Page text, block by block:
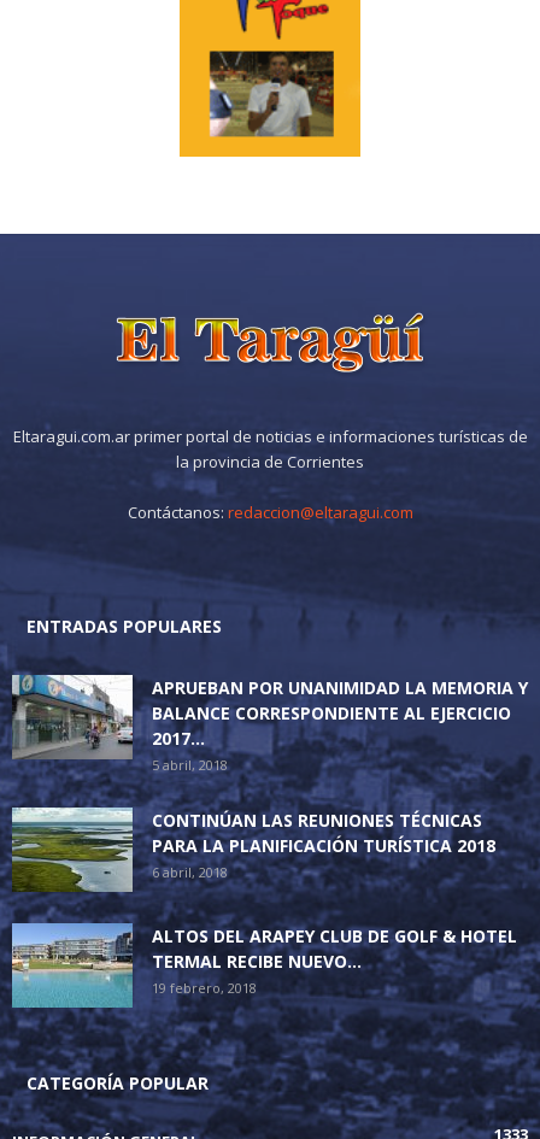
Eltaragui.com.ar primer portal de noticias e informaciones turísticas de
la provincia de Corrientes
Contáctanos: redaccion@eltaragui.com
ENTRADAS POPULARES
APRUEBAN POR UNANIMIDAD LA MEMORIA Y
BALANCE CORRESPONDIENTE AL EJERCICIO
2017...
5 abril, 2018
CONTINÚAN LAS REUNIONES TÉCNICAS
PARA LA PLANIFICACIÓN TURÍSTICA 2018
6 abril, 2018
ALTOS DEL ARAPEY CLUB DE GOLF & HOTEL
TERMAL RECIBE NUEVO...
19 febrero, 2018
CATEGORÍA POPULAR
1333